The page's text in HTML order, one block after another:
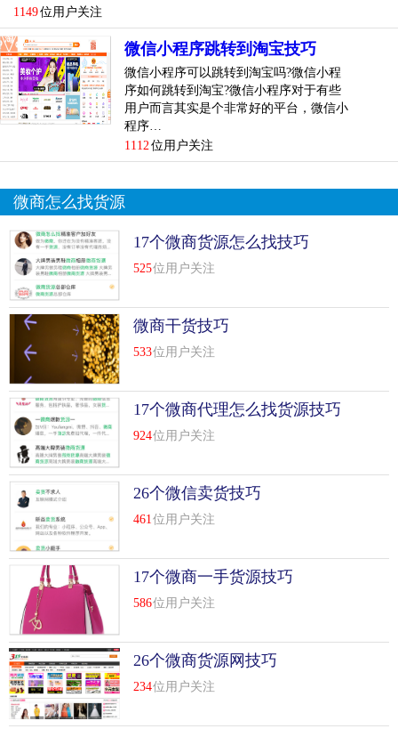
top5 微商建立微信群来服务不同客户！提高成交
量！技巧
做微商的人，大都有过这样的经历，运营初期客源不足，没
有流量来源时，往往混迹于各大微信群，取得群友信任，并
获得新的好友，客户。客户多难维护？那是因为你不懂得建
但是随着客户的逐渐增多，单个的维护客户关系需要耗费大
量的精力和成本，而且收效甚微，而建立自己的微信群，不
仅可以节省时间和精力，还能有效促成成交。
没有微信群的3大痛苦：
1、私聊无法带动氛围，无法刺激消费，且容易被屏蔽;
2、很难拉近...[查看详情
top 如何找到有价值的qq群和微信群技巧
这几天实战加好友，存在一起问题，主要是推荐的人这个方
面有很大的难度，主要是自己的圈子太小，找不到人推荐，
主要分享下如何找这个种子。
我觉得做微商，每个人还是要混几个群，无论是qq群还是微
信群，至少一个你在里面很活跃，这样可以在需求的时候用
上，例如你送东西的时候，免费送东西都送不出去，真需要
思考下你的人生啦。
加qq群或者微信群，那么问题来了，应该如何去加高质量的
群呢，什么样的群有价值，如何找到这些有价值...
top7 微商想要获取源源不断的客户，必须学会建
立“私域流量池”！技巧
比较近有一个非常火的概念，叫私域流量。
1149位用户关注
微信小程序跳转到淘宝技巧
微信小程序可以跳转到淘宝吗?微信小程
序如何跳转到淘宝?微信小程序对于有些
用户而言其实是个非常好的平台，微信小
程序…
1112 位用户关注
微商怎么找货源
17个微商货源怎么找技巧
525位用户关注
微商干货技巧
533位用户关注
17个微商代理怎么找货源技巧
924位用户关注
26个微信卖货技巧
461 位用户关注
17个微商一手货源技巧
586位用户关注
26个微商货源网技巧
234位用户关注